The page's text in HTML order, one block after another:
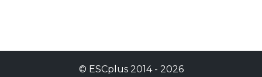
© ESCplus2014 - 2026